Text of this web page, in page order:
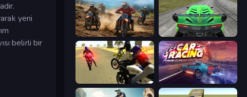
yeni
belirli bir
Motocross Dirt Bike Race Games Speed Racing Pro 2
3D Moto Simulator 2 Car Games: Car Racing Game